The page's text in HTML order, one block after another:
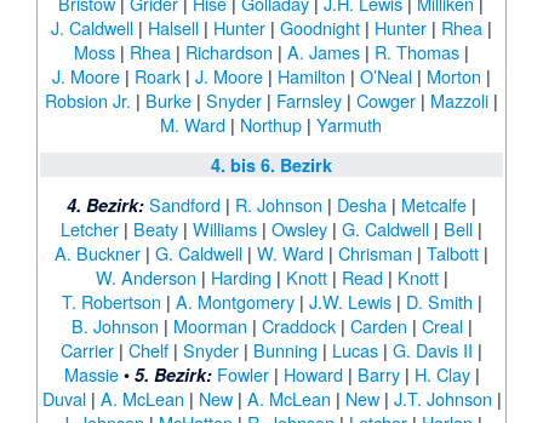
J. Caldwell| Halsell| Hunter| Goodnight| Hunter| Rhea|
Moss| Rhea| Richardson | A. James| R. Thomas|
J. Moore| Roark| J. Moore| Hamilton | O’Neal| Morton |
Robsion Jr. | Burke| Snyder| Farnsley| Cowger| Mazzoli|
M. Ward | Northup |Yarmuth
4. bis 6. Bezirk
4. Bezirk: Sandford | R. Johnson | Desha | Metcalfe |
Letcher | Beaty | Williams | Owsley | G. Caldwell | Bell |
A. Buckner | G. Caldwell | W. Ward | Chrisman | Talbott |
W. Anderson | Harding | Knott| Read| Knott|
T. Robertson | A. Montgomery| J.W. Lewis| D. Smith |
B. Johnson | Moorman | Craddock| Carden | Creal|
Carrier | Chelf | Snyder | Bunning | Lucas | G. Davis II |
Massie• 5. Bezirk: Fowler| Howard| Barry| H. Clay|
Duval| A. McLean | New| A. McLean | New| J.T. Johnson |